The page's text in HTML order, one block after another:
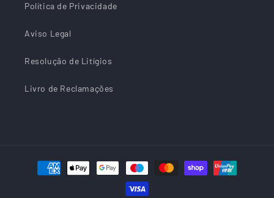
Política de Privacidade
Aviso Legal
Resolução de Litígios
Livro de Reclamações
Métodos